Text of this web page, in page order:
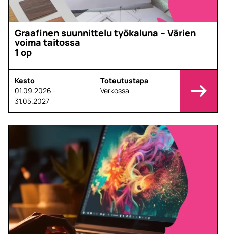
Graafinen suunnittelu työkaluna – Värien
voima taitossa
1 op
Kesto
01.09.2026 -
31.05.2027
Toteutustapa
Verkossa